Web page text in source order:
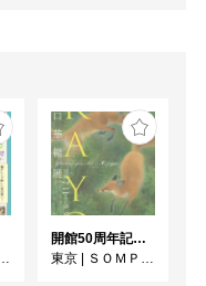
開館50周年記念 山口華楊展
東京
ＳＯＭＰＯ美術館